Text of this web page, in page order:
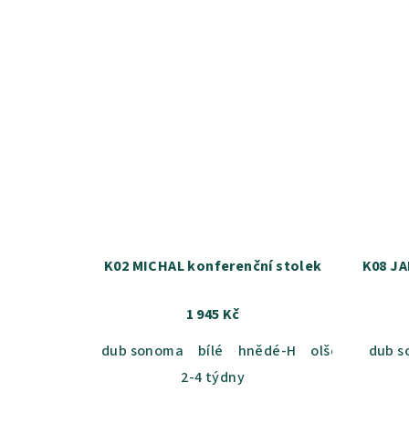
K02 MICHAL konferenční stolek
1 945 Kč
dub sonoma
bílé hnědé-H olše-L
2-4 týdny
K08
dub